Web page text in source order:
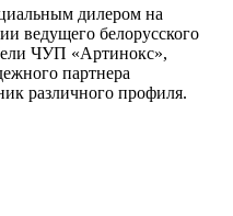
дилером на
ведущего белорусского
ЧУП «Артинокс»,
партнера
различного профиля.